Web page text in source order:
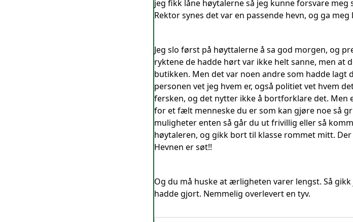
jeg fikk låne høytalerne så jeg kunne forsvare
Rektor synes det var en passende hevn, og ga
Jeg slo først på høyttalerne å sa god morgen, og
ryktene de hadde hørt var ikke helt sanne, men at
butikken. Men det var noen andre som hadde lagt
personen vet jeg hvem er, også politiet vet hvem
fersken, og det nytter ikke å bortforklare det. Men
for et fælt menneske du er som kan gjøre noe så
muligheter enten så går du ut frivillig eller så
høytaleren, og gikk bort til klasse rommet mitt.
Hevnen er søt!!
Og du må huske at ærligheten varer lengst. Så
hadde gjort. Nemmelig overlevert en tyv.